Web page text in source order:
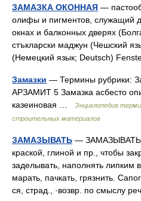
ЗАМАЗКА ОКОННАЯ —
олифы и пигментов, служащий
окнах и балконных дверях
стъкларски маджун (Чешский
(Немецкий язык; Deutsch)
Замазки — Термины рубрики:
АРЗАМИТ 5 Замазка асбесто
казеиновая …
Энциклопедия
строительных материалов
ЗАМАЗЫВАТЬ — ЗАМАЗЫВАТЬ,
краской, глиной и пр., чтобы
заделывать, наполнять
марать, пачкать, грязнить.
ся, страд., ·возвр. по смыслу